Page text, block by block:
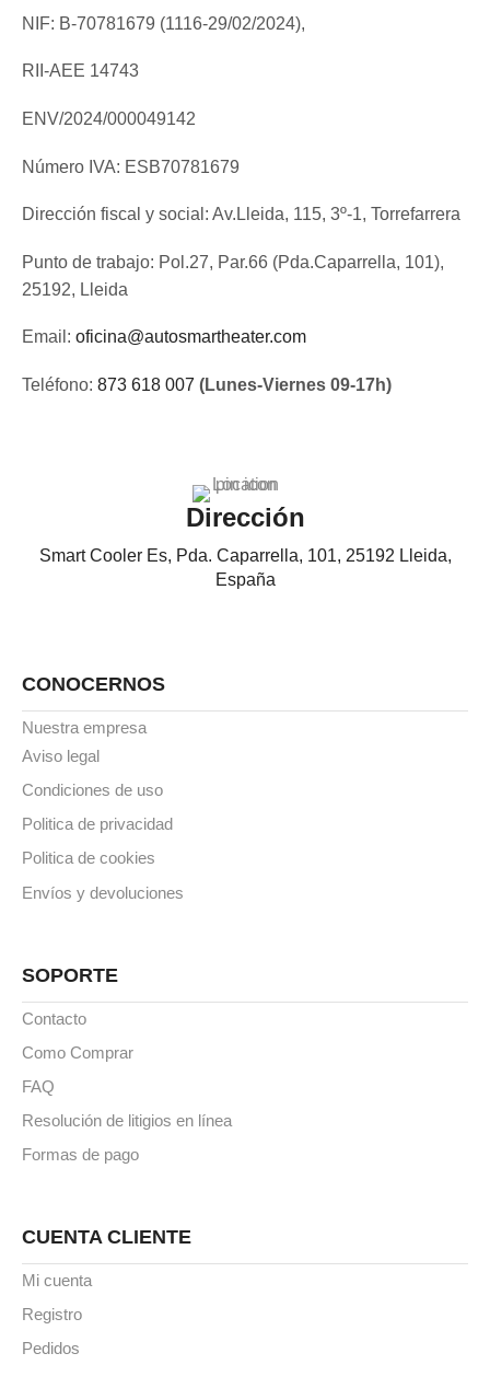
NIF: B-70781679 (1116-29/02/2024),
RII-AEE 14743
ENV/2024/000049142
Número IVA: ESB70781679
Dirección fiscal y social: Av.Lleida, 115, 3º-1, Torrefarrera
Punto de trabajo: Pol.27, Par.66 (Pda.Caparrella, 101),
25192, Lleida
Email: oficina@autosmartheater.com
Teléfono: 873 618 007 (Lunes-Viernes 09-17h)
Dirección
Smart Cooler Es, Pda. Caparrella, 101, 25192 Lleida,
España
CONOCERNOS
Nuestra empresa
Aviso legal
Condiciones de uso
Politica de privacidad
Politica de cookies
Envíos y devoluciones
SOPORTE
Contacto
Como Comprar
FAQ
Resolución de litigios en línea
Formas de pago
CUENTA CLIENTE
Mi cuenta
Registro
Pedidos